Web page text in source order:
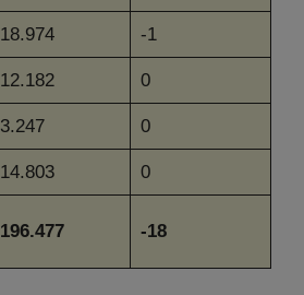
18.974 -1
12.182 0
3.247 0
14.803 0
196.477 -18